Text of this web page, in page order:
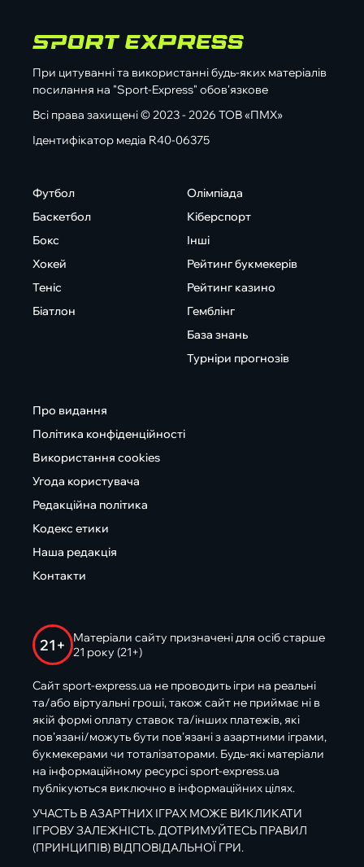
При цитуванні та використанні будь-яких матеріалів
посилання на "Sport-Express" обов'язкове
Всі права захищені © 2023 - 2026 ТОВ «ПМХ»
Ідентифікатор медіа R40-06375
Футбол
Баскетбол
Бокс
Хокей
Теніс
Біатлон
Олімпіада
Кіберспорт
Інші
Рейтинг букмекерів
Рейтинг казино
Гемблінг
База знань
Турніри прогнозів
Про видання
Політика конфіденційності
Використання cookies
Угода користувача
Редакційна політика
Кодекс етики
Наша редакція
Контакти
21+
Матеріали сайту призначені для осіб старше
21 року (21+)
Сайт sport-express.ua не проводить ігри на реальні
та/або віртуальні гроші, також сайт не приймає ні в
якій формі оплату ставок та/інших платежів, які
пов’язані/можуть бути пов’язані з азартними іграми,
букмекерами чи тоталізаторами. Будь-які матеріали
на інформаційному ресурсі sport-express.ua
публікуються виключно в інформаційних цілях.
УЧАСТЬ В АЗАРТНИХ ІГРАХ МОЖЕ ВИКЛИКАТИ
ІГРОВУ ЗАЛЕЖНІСТЬ. ДОТРИМУЙТЕСЬ ПРАВИЛ
(ПРИНЦИПІВ) ВІДПОВІДАЛЬНОЇ ГРИ.